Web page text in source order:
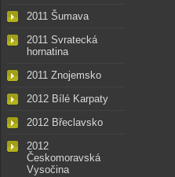
2011 Šumava
2011 Svratecká
hornatina
2011 Znojemsko
2012 Bílé Karpaty
2012 Břeclavsko
2012
Českomoravská
Vysočina